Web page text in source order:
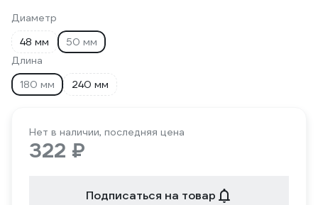
Диаметр
48 мм
50 мм
Длина
180 мм
240 мм
Нет в наличии, последняя цена
322 ₽
Подписаться на товар